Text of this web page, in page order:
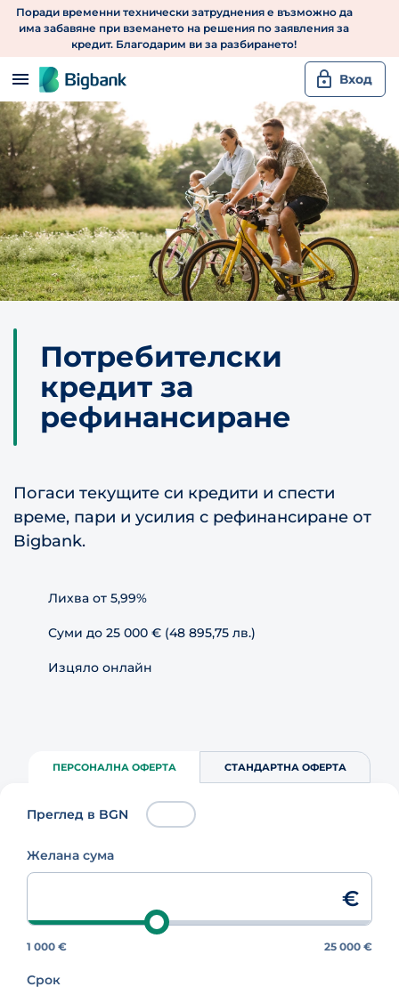
Пропусни към основното съдържание
Поради временни технически затруднения е възможно да
има забавяне при вземането на решения по заявления за
кредит. Благодарим ви за разбирането!
Вход
Потребителски
кредит за
рефинансиране
Погаси текущите си кредити и спести
време, пари и усилия с рефинансиране от
Bigbank.
Лихва от 5,99%
Суми до 25 000 € (48 895,75 лв.)
Изцяло онлайн
ПЕРСОНАЛНА ОФЕРТА СТАНДАРТНА ОФЕРТА
Преглед в BGN
Желана сума
€
1 000 € 25 000 €
Срок